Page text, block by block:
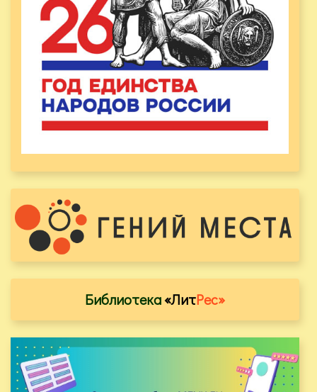
Библиотека«ЛитРес»